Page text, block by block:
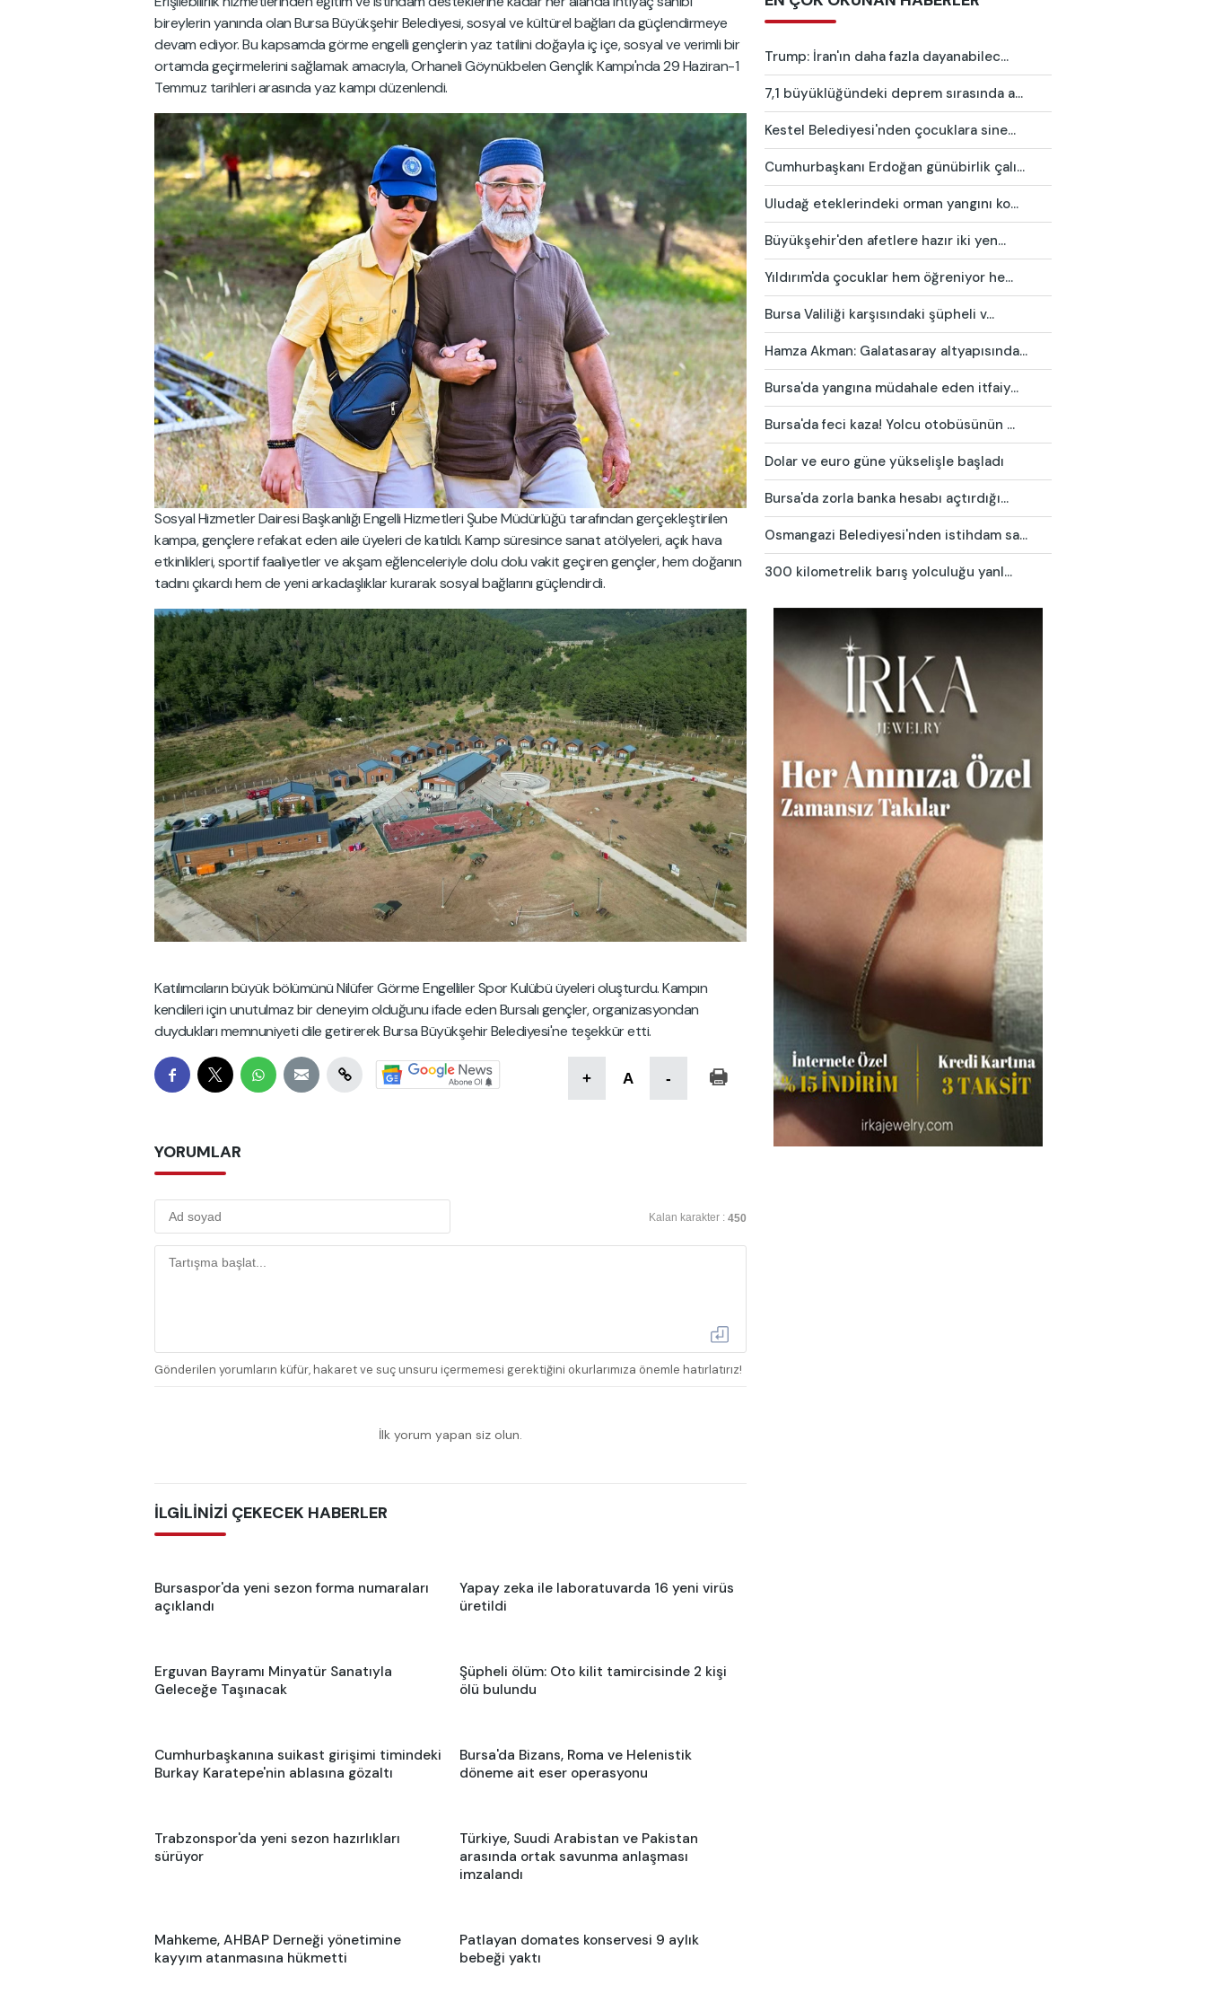
bireylerin yanında olan Bursa Büyükşehir Belediyesi, sosyal ve kültürel bağları da güçlendirmeye
devam ediyor. Bu kapsamda görme engelli gençlerin yaz tatilini doğayla iç içe, sosyal ve verimli bir
ortamda geçirmelerini sağlamak amacıyla, Orhaneli Göynükbelen Gençlik Kampı'nda 29 Haziran-1
Temmuz tarihleri arasında yaz kampı düzenlendi.
Sosyal Hizmetler Dairesi Başkanlığı Engelli Hizmetleri Şube Müdürlüğü tarafından gerçekleştirilen
kampa, gençlere refakat eden aile üyeleri de katıldı. Kamp süresince sanat atölyeleri, açık hava
etkinlikleri, sportif faaliyetler ve akşam eğlenceleriyle dolu dolu vakit geçiren gençler, hem doğanın
tadını çıkardı hem de yeni arkadaşlıklar kurarak sosyal bağlarını güçlendirdi.
Katılımcıların büyük bölümünü Nilüfer Görme Engelliler Spor Kulübü üyeleri oluşturdu. Kampın
kendileri için unutulmaz bir deneyim olduğunu ifade eden Bursalı gençler, organizasyondan
duydukları memnuniyeti dile getirerek Bursa Büyükşehir Belediyesi'ne teşekkür etti.
+ A -
YORUMLAR
Kalan karakter : 450
Gönderilen yorumların küfür, hakaret ve suç unsuru içermemesi gerektiğini okurlarımıza önemle hatırlatırız!
İlk yorum yapan siz olun.
İLGİLİNİZİ ÇEKECEK HABERLER
Bursaspor'da yeni sezon forma numaraları
açıklandı
Yapay zeka ile laboratuvarda 16 yeni virüs
üretildi
Erguvan Bayramı Minyatür Sanatıyla
Geleceğe Taşınacak
Şüpheli ölüm: Oto kilit tamircisinde 2 kişi
ölü bulundu
Cumhurbaşkanına suikast girişimi timindeki
Burkay Karatepe'nin ablasına gözaltı
Bursa'da Bizans, Roma ve Helenistik
döneme ait eser operasyonu
Trabzonspor'da yeni sezon hazırlıkları
sürüyor
Türkiye, Suudi Arabistan ve Pakistan
arasında ortak savunma anlaşması
imzalandı
Mahkeme, AHBAP Derneği yönetimine
kayyım atanmasına hükmetti
Patlayan domates konservesi 9 aylık
bebeği yaktı
Trump: İran'ın daha fazla dayanabilec...
7,1 büyüklüğündeki deprem sırasında a...
Kestel Belediyesi'nden çocuklara sine...
Cumhurbaşkanı Erdoğan günübirlik çalı...
Uludağ eteklerindeki orman yangını ko...
Büyükşehir'den afetlere hazır iki yen...
Yıldırım'da çocuklar hem öğreniyor he...
Bursa Valiliği karşısındaki şüpheli v...
Hamza Akman: Galatasaray altyapısında...
Bursa'da yangına müdahale eden itfaiy...
Bursa'da feci kaza! Yolcu otobüsünün ...
Dolar ve euro güne yükselişle başladı
Bursa'da zorla banka hesabı açtırdığı...
Osmangazi Belediyesi'nden istihdam sa...
300 kilometrelik barış yolculuğu yanl...